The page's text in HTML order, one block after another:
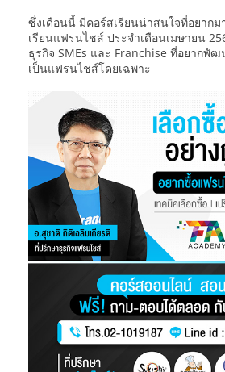
ซึ่งเดือนนี้ มีคอร์สเรียนน่าสนใจที่อยาก
เรียนแฟรนไชส์ ประจำเดือนเมษายน
ธุรกิจ SMEs และ Franchise ที่อยากพั
เป็นแฟรนไชส์โดยเฉพาะ